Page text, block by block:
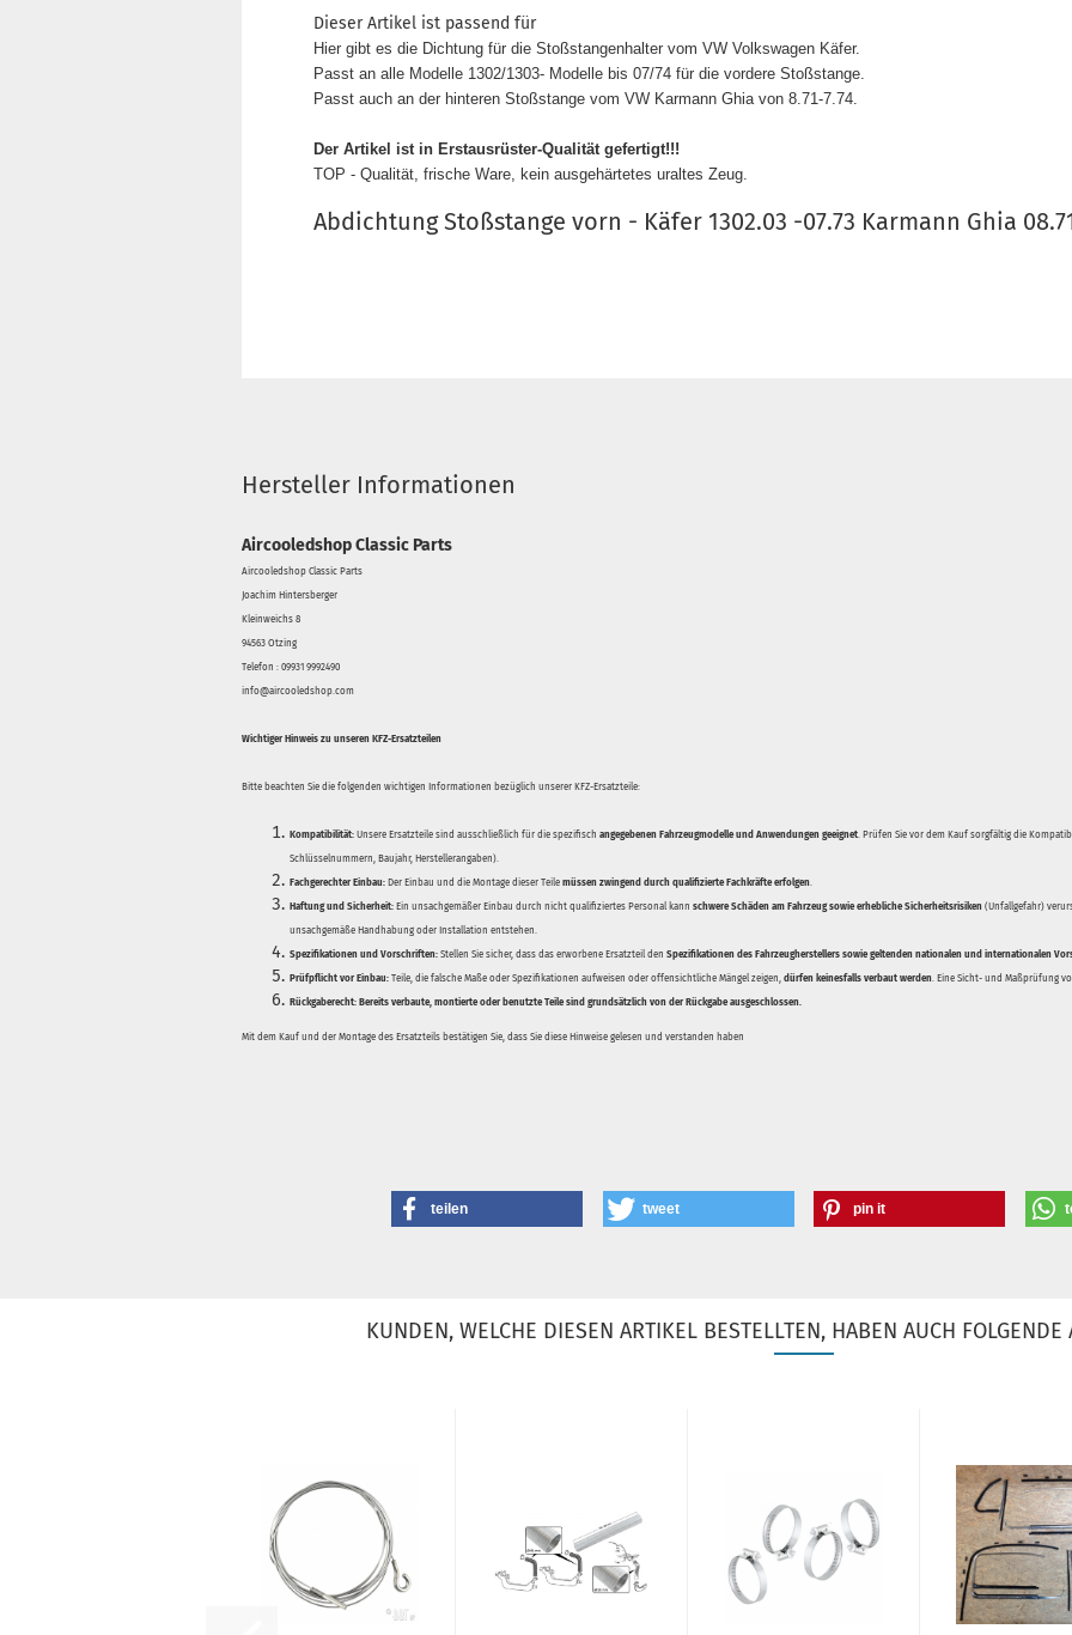
Dieser Artikel ist passend für
Hier gibt es die Dichtung für die Stoßstangenhalter vom VW Volkswagen Käfer.
Passt an alle Modelle 1302/1303- Modelle bis 07/74 für die vordere Stoßstange.
Passt auch an der hinteren Stoßstange vom VW Karmann Ghia von 8.71-7.74.
Der Artikel ist in Erstausrüster-Qualität gefertigt!!!
TOP - Qualität, frische Ware, kein ausgehärtetes uraltes Zeug.
Abdichtung Stoßstange vorn - Käfer 1302.03 -07.73 Karmann Ghia
Hersteller Informationen
Aircooledshop Classic Parts
Aircooledshop Classic Parts
Joachim Hintersberger
Kleinweichs 8
94563 Otzing
Telefon : 09931 9992490
info@aircooledshop.com
Wichtiger Hinweis zu unseren KFZ-Ersatzteilen
Bitte beachten Sie die folgenden wichtigen Informationen bezüglich unserer KFZ-Ersatzteile:
Kompatibilität: Unsere Ersatzteile sind ausschließlich für die spezifisch angegebenen Fahrzeugmodelle und Anwendungen geeignet. Prüfen Sie vor dem Kauf sorgfältig die
Schlüsselnummern, Baujahr, Herstellerangaben).
Fachgerechter Einbau: Der Einbau und die Montage dieser Teile müssen zwingend durch qualifizierte Fachkräfte erfolgen.
Haftung und Sicherheit: Ein unsachgemäßer Einbau durch nicht qualifiziertes Personal kann schwere Schäden am Fahrzeug sowie erhebliche Sicherheitsrisiken (Unfallgefahr)
unsachgemäße Handhabung oder Installation entstehen.
Spezifikationen und Vorschriften: Stellen Sie sicher, dass das erworbene Ersatzteil den Spezifikationen des Fahrzeugherstellers sowie geltenden nationalen und internationalen
Prüfpflicht vor Einbau: Teile, die falsche Maße oder Spezifikationen aufweisen oder offensichtliche Mängel zeigen, dürfen keinesfalls verbaut werden. Eine Sicht- und Maßprüfung
Rückgaberecht: Bereits verbaute, montierte oder benutzte Teile sind grundsätzlich von der Rückgabe ausgeschlossen.
Mit dem Kauf und der Montage des Ersatzteils bestätigen Sie, dass Sie diese Hinweise gelesen und verstanden haben
teilen tweet pin it
KUNDEN, WELCHE DIESEN ARTIKEL BESTELLTEN, HABEN AUCH FOLGENDE